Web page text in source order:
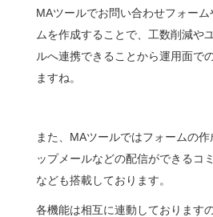
MAツールでお問い合わせフォー
ムを作成することで、工数削減や
ルへ連携できることから運用面で
ますね。
また、MAツールではフォームの
ップメールなどの配信ができるコ
なども搭載しております。
各機能は相互に連動しております